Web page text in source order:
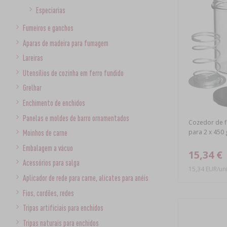
Especiarias
Fumeiros e ganchos
Aparas de madeira para fumagem
Lareiras
Utensílios de cozinha em ferro fundido
Grelhar
Enchimento de enchidos
Panelas e moldes de barro ornamentados
Moinhos de carne
Embalagem a vácuo
Acessórios para salga
Aplicador de rede para carne, alicates para anéis
Fios, cordões, redes
Tripas artificiais para enchidos
Tripas naturais para enchidos
Cozedor de
para 2 x 450
15,34 €
15,34 EUR/